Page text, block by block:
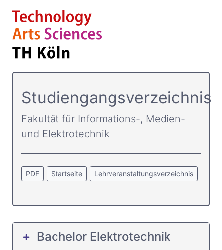
Studiengangsverzeichnis
Fakultät für Informations-, Medien-
und Elektrotechnik
PDF Startseite Lehrveranstaltungsverzeichnis
Bachelor Elektrotechnik